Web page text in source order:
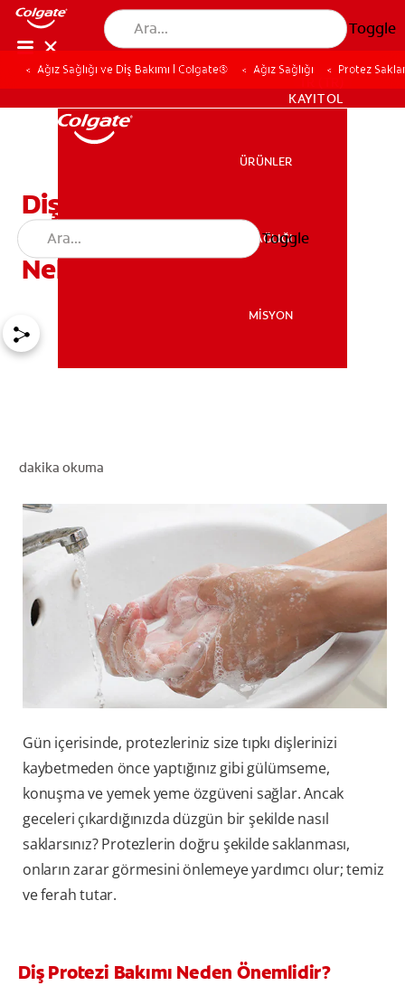
Toggle
MİSYON
KAYIT OL
KAYIT OL
ÜRÜNLER
AĞIZ SAĞLIĞI
MİSYON
Toggle
Ağız Sağlığı ve Diş Bakımı | Colgate® Ağız Sağlığı Protez
Diş Protezi Bakımı Ve
Saklama Yöntemleri
Nelerdir?
dakika okuma
Gün içerisinde, protezleriniz size tıpkı dişlerinizi
kaybetmeden önce yaptığınız gibi gülümseme,
konuşma ve yemek yeme özgüveni sağlar. Ancak
geceleri çıkardığınızda düzgün bir şekilde nasıl
saklarsınız? Protezlerin doğru şekilde saklanması,
onların zarar görmesini önlemeye yardımcı olur; temiz
ve ferah tutar.
Diş Protezi Bakımı Neden Önemlidir?